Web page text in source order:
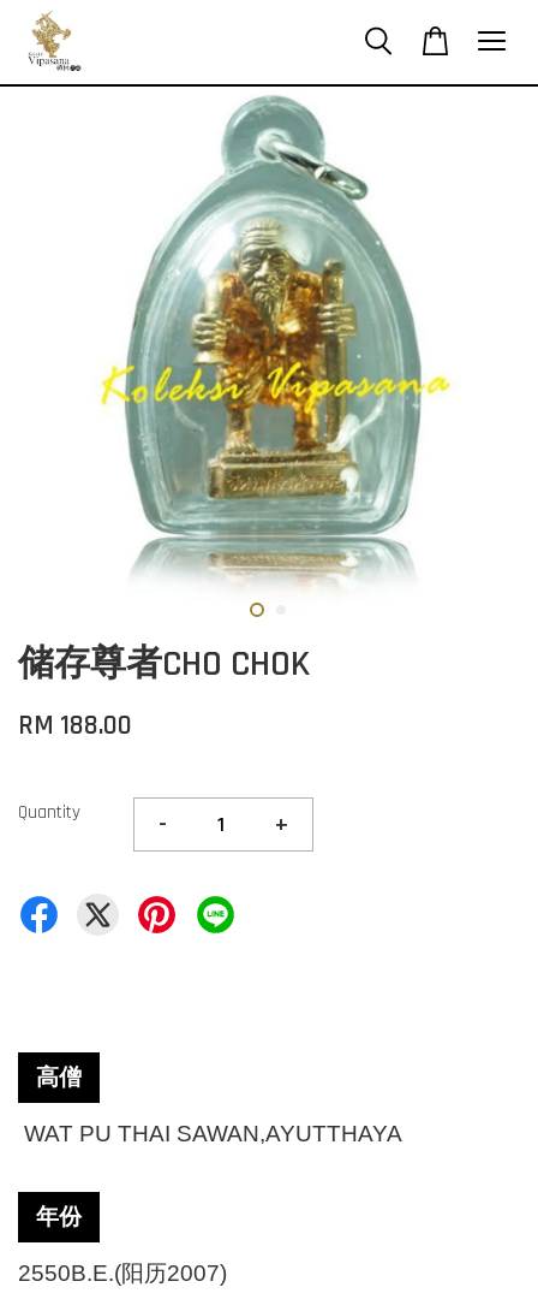
储存尊者CHO CHOK
RM 188.00
Quantity - +
高僧
WAT PU THAI SAWAN,AYUTTHAYA
年份
2550B.E.(阳历2007)